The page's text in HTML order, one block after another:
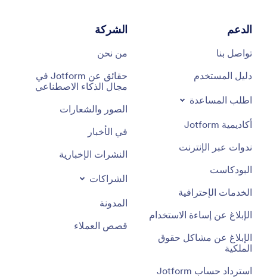
الدعم
تواصل بنا
دليل المستخدم
اطلب المساعدة
أكاديمية Jotform
ندوات عبر الإنترنت
البودكاست
الخدمات الإحترافية
الإبلاغ عن إساءة الاستخدام
الإبلاغ عن مشاكل حقوق
الملكية
استرداد حساب Jotform
الشركة
من نحن
حقائق عن Jotform في
مجال الذكاء الاصطناعي
الصور والشعارات
في الأخبار
النشرات الإخبارية
الشراكات
المدونة
قصص العملاء